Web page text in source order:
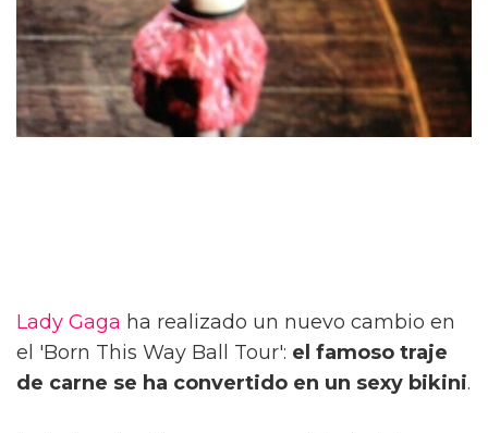
Lady Gaga ha realizado un nuevo cambio en
el 'Born This Way Ball Tour': el famoso traje
de carne se ha convertido en un sexy bikini.